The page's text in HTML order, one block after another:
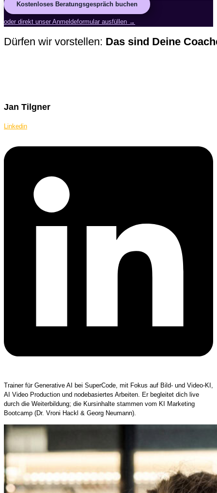
Kostenloses Beratungsgespräch buchen
oder direkt unser Anmeldeformular ausfüllen →
Dürfen wir vorstellen: Das sind Deine
Jan Tilgner
Linkedin
Trainer für Generative AI bei SuperCode, mit Fokus auf Bild- und Video-KI,
AI Video Production und nodebasiertes Arbeiten. Er begleitet dich live
durch die Weiterbildung; die Kursinhalte stammen vom KI Marketing
Bootcamp (Dr. Vroni Hackl & Georg Neumann).